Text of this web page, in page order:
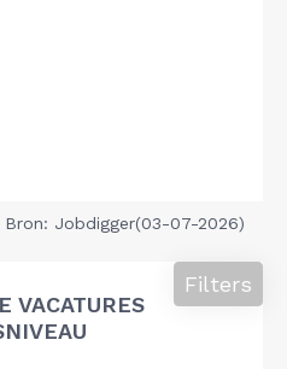
Bron: Jobdigger(03-07-2026)
VACATURES
Filters